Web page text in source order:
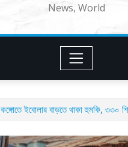
News, World
কঙ্গোতে ইবোলার বাড়তে থাকা হুমকি, ৩৩০